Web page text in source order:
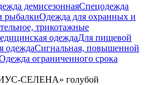
демисезоннаяСпецодежда
рыбалкиОдежда для охранных и
трикотажные
одеждаДля пищевой
одеждаСигнальная, повышенной
ограниченного срока
СЕЛЕНА» голубой